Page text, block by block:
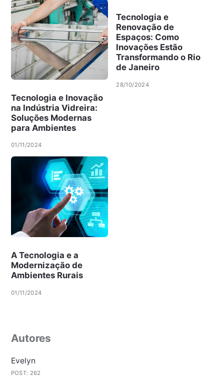
Tecnologia e Inovação
na Indústria Vidreira:
Soluções Modernas
para Ambientes
01/11/2024
Tecnologia e
Renovação de
Espaços: Como
Inovações Estão
Transformando o Rio
de Janeiro
28/10/2024
A Tecnologia e a
Modernização de
Ambientes Rurais
01/11/2024
Autores
Evelyn
POST: 262